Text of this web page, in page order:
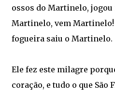
ossos do Martinelo, jogou
Martinelo, vem Martinelo!
fogueira saiu o Martinelo.
Ele fez este milagre
coração, e tudo o que São